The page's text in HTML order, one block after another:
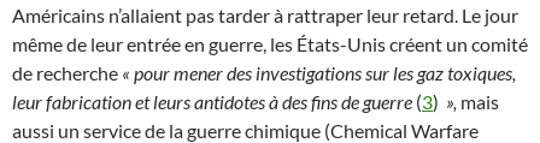
Américains n’allaient pas tarder à rattraper leur retard. Le jour
même de leur entrée en guerre, les États-Unis créent un comité
de recherche « pour mener des investigations sur les gaz toxiques,
leur fabrication et leurs antidotes à des fins de guerre (3) », mais
aussi un service de la guerre chimique (Chemical Warfare